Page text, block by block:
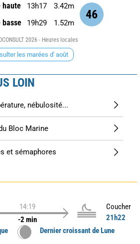
46
haute 13h17 3.42m
basse 19h29 1.52m
2026 - Heures locales
les marées d' août
LOIN
nébulosité...
Bloc Marine
et sémaphores
14:19
-2 min
Coucher
21h22
Dernier croissant de Lune